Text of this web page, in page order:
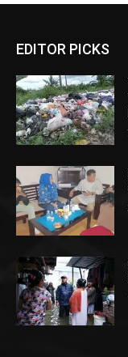
EDITOR PICKS